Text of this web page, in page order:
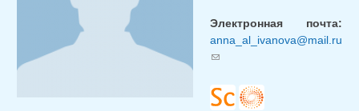
Электронная почта:
anna_al_ivanova@mail.ru
(ссылка для отправки